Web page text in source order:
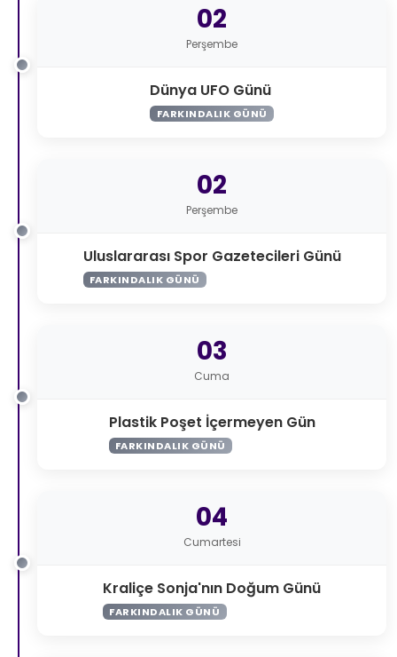
02
Perşembe
Dünya UFO Günü
FARKINDALIK GÜNÜ
02
Perşembe
Uluslararası Spor Gazetecileri Günü
FARKINDALIK GÜNÜ
03
Cuma
Plastik Poşet İçermeyen Gün
FARKINDALIK GÜNÜ
04
Cumartesi
Kraliçe Sonja'nın Doğum Günü
FARKINDALIK GÜNÜ